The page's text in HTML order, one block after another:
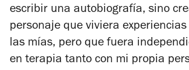
escribir una autobiografía, sino
personaje que viviera
las mías, pero que fuera
en terapia tanto con mi propia